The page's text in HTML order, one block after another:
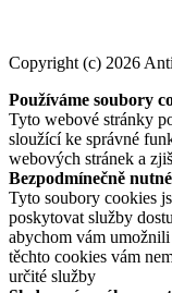
Copyright (c) 2026
Používáme soubory
Tyto webové stránky
sloužící ke správné
webových stránek a
Bezpodmínečně
Tyto soubory cookies
poskytovat služby
abychom vám
těchto cookies vám
určité služby